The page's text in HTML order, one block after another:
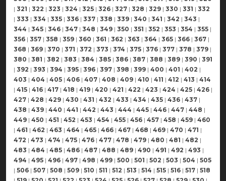
| 321 | 322 | 323 | 324 | 325 | 326 | 327 | 328 | 329 | 330 | 331 | 332
| 333 | 334 | 335 | 336 | 337 | 338 | 339 | 340 | 341 | 342 | 343 |
344 | 345 | 346 | 347 | 348 | 349 | 350 | 351 | 352 | 353 | 354 | 355 |
356 | 357 | 358 | 359 | 360 | 361 | 362 | 363 | 364 | 365 | 366 | 367 |
368 | 369 | 370 | 371 | 372 | 373 | 374 | 375 | 376 | 377 | 378 | 379 |
380 | 381 | 382 | 383 | 384 | 385 | 386 | 387 | 388 | 389 | 390 | 391
| 392 | 393 | 394 | 395 | 396 | 397 | 398 | 399 | 400 | 401 | 402 |
403 | 404 | 405 | 406 | 407 | 408 | 409 | 410 | 411 | 412 | 413 | 414
| 415 | 416 | 417 | 418 | 419 | 420 | 421 | 422 | 423 | 424 | 425 | 426 |
427 | 428 | 429 | 430 | 431 | 432 | 433 | 434 | 435 | 436 | 437 |
438 | 439 | 440 | 441 | 442 | 443 | 444 | 445 | 446 | 447 | 448 |
449 | 450 | 451 | 452 | 453 | 454 | 455 | 456 | 457 | 458 | 459 | 460
| 461 | 462 | 463 | 464 | 465 | 466 | 467 | 468 | 469 | 470 | 471 |
472 | 473 | 474 | 475 | 476 | 477 | 478 | 479 | 480 | 481 | 482 |
483 | 484 | 485 | 486 | 487 | 488 | 489 | 490 | 491 | 492 | 493 |
494 | 495 | 496 | 497 | 498 | 499 | 500 | 501 | 502 | 503 | 504 | 505
| 506 | 507 | 508 | 509 | 510 | 511 | 512 | 513 | 514 | 515 | 516 | 517 | 518